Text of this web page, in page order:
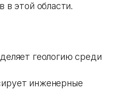
в этой области.
геологию среди
инженерные